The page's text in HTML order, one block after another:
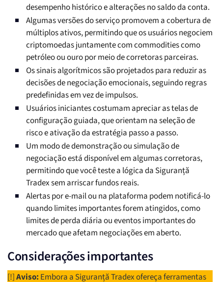
desempenho histórico e alterações no saldo da conta.
Algumas versões do serviço promovem a cobertura de
múltiplos ativos, permitindo que os usuários negociem
criptomoedas juntamente com commodities como
petróleo ou ouro por meio de corretoras parceiras.
Os sinais algorítmicos são projetados para reduzir as
decisões de negociação emocionais, seguindo regras
predefinidas em vez de impulsos.
Usuários iniciantes costumam apreciar as telas de
configuração guiada, que orientam na seleção de
risco e ativação da estratégia passo a passo.
Um modo de demonstração ou simulação de
negociação está disponível em algumas corretoras,
permitindo que você teste a lógica da Siguranță
Tradex sem arriscar fundos reais.
Alertas por e-mail ou na plataforma podem notificá-lo
quando limites importantes forem atingidos, como
limites de perda diária ou eventos importantes do
mercado que afetam negociações em aberto.
Considerações importantes
[!]Aviso: Embora a Siguranță Tradex ofereça ferramentas